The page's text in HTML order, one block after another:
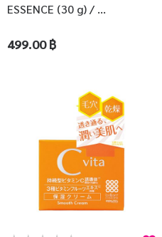
ติดต่อเรา
รีวิว
ESSENCE (30 g) / ...
499.00 ฿